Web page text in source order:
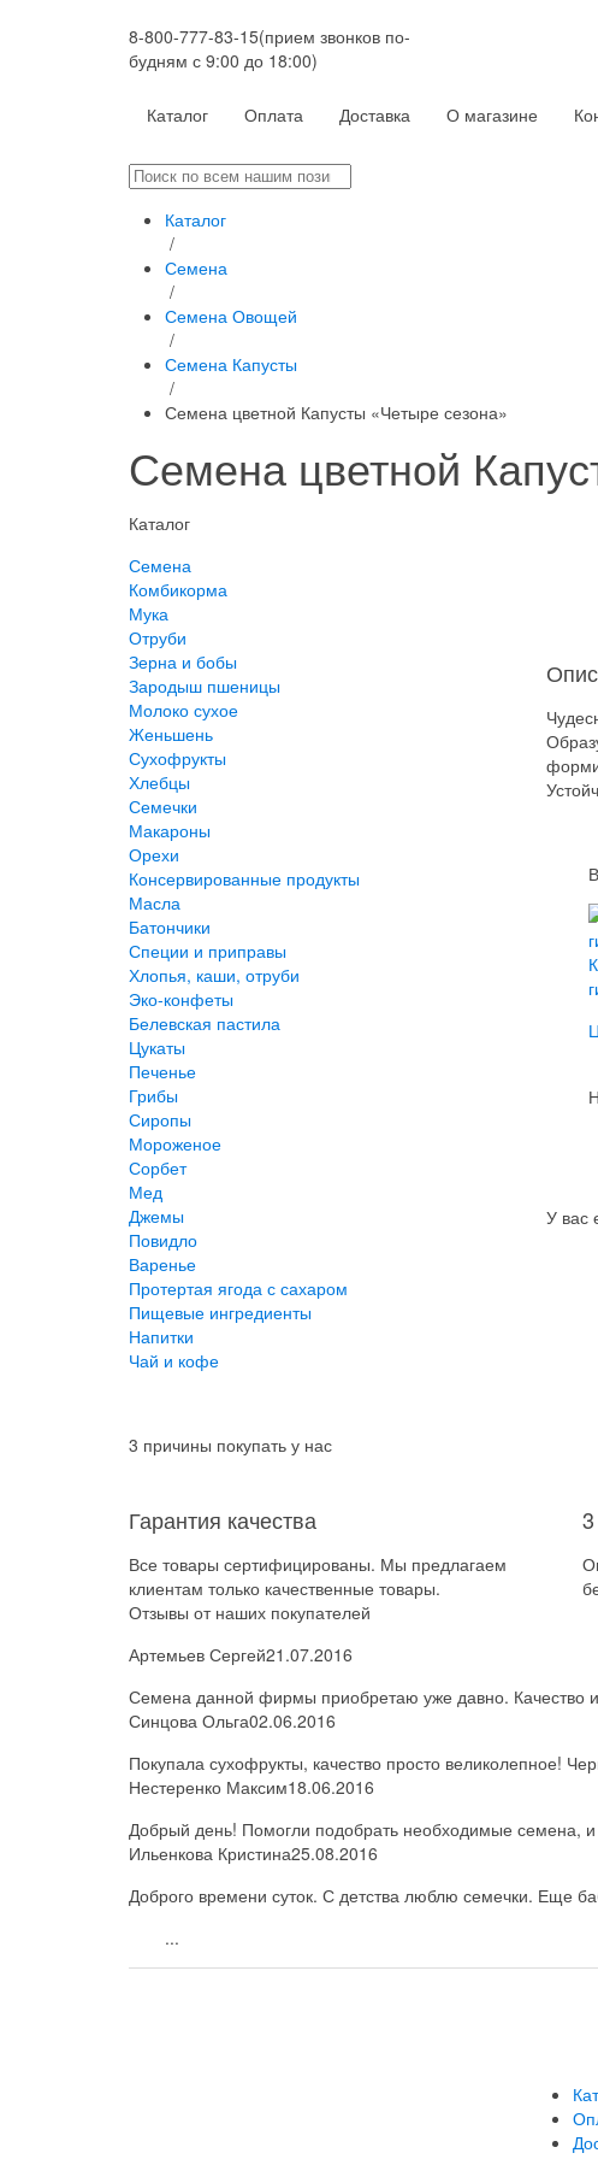
8-800-777-83-15(прием звонков по-
будням с 9:00 до 18:00)
Каталог
Оплата Доставка О магазине
Каталог
/
Семена
/
Семена Овощей
/
Семена Капусты
/
Семена цветной Капусты «Четыре сезона»
Семена цветной
Каталог
Семена
Комбикорма
Мука
Отруби
Зерна и бобы
Зародыш пшеницы
Молоко сухое
Женьшень
Сухофрукты
Хлебцы
Семечки
Макароны
Орехи
Консервированные продукты
Масла
Батончики
Специи и приправы
Хлопья, каши, отруби
Эко-конфеты
Белевская пастила
Цукаты
Печенье
Грибы
Сиропы
Мороженое
Сорбет
Мед
Джемы
Повидло
Варенье
Протертая ягода с сахаром
Пищевые ингредиенты
Напитки
Чай и кофе
У вас
3 причины покупать у нас
Гарантия качества
Все товары сертифицированы. Мы предлагаем
клиентам только качественные товары.
Отзывы от наших покупателей
Артемьев Сергей21.07.2016
Семена данной фирмы приобретаю уже давно. Качество
Синцова Ольга02.06.2016
Покупала сухофрукты, качество просто великолепное!
Нестеренко Максим18.06.2016
Добрый день! Помогли подобрать необходимые семена, и
Ильенкова Кристина25.08.2016
Доброго времени суток. С детства люблю семечки. Еще
...